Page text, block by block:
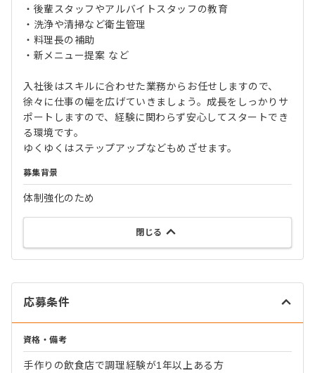
・後輩スタッフやアルバイトスタッフの教育
・洗浄や清掃など衛生管理
・料理長の補助
・新メニュー提案 など
入社後はスキルに合わせた業務からお任せしますので、
徐々に仕事の幅を広げていきましょう。成長をしっかりサ
ポートしますので、経験に関わらず安心してスタートでき
る環境です。
ゆくゆくはステップアップなどもめざせます。
募集背景
体制強化のため
閉じる
応募条件
資格・備考
手作りの飲食店で調理経験が1年以上ある方